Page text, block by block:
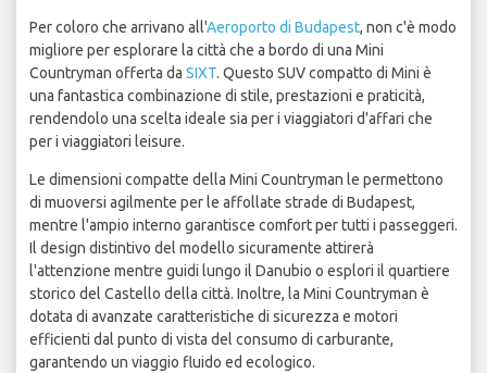
Per coloro che arrivano all'Aeroporto di Budapest, non c'è modo
migliore per esplorare la città che a bordo di una Mini
Countryman offerta da SIXT. Questo SUV compatto di Mini è
una fantastica combinazione di stile, prestazioni e praticità,
rendendolo una scelta ideale sia per i viaggiatori d'affari che
per i viaggiatori leisure.
Le dimensioni compatte della Mini Countryman le permettono
di muoversi agilmente per le affollate strade di Budapest,
mentre l'ampio interno garantisce comfort per tutti i passeggeri.
Il design distintivo del modello sicuramente attirerà
l'attenzione mentre guidi lungo il Danubio o esplori il quartiere
storico del Castello della città. Inoltre, la Mini Countryman è
dotata di avanzate caratteristiche di sicurezza e motori
efficienti dal punto di vista del consumo di carburante,
garantendo un viaggio fluido ed ecologico.